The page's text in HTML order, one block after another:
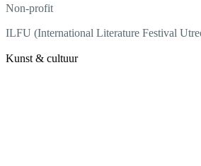
Non-profit
ILFU (International Literature Festival
Kunst & cultuur